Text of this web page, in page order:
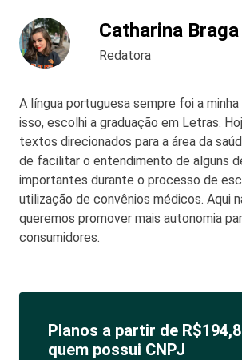
Catharina Braga
Redatora
A língua portuguesa sempre foi a minha
isso, escolhi a graduação em Letras.
textos direcionados para a área da
de facilitar o entendimento de alguns
importantes durante o processo de
utilização de convênios médicos. Aqui
queremos promover mais autonomia
consumidores.
Planos a partir de
quem possui CNPJ